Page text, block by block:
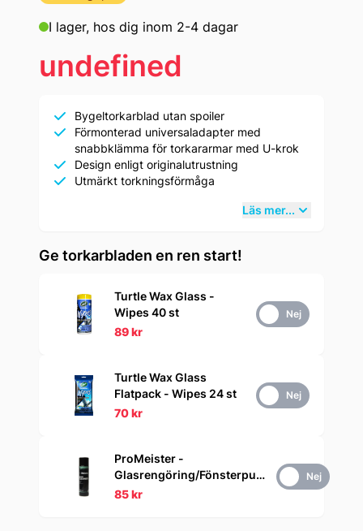
I lager, hos dig inom 2-4 dagar
undefined
Bygeltorkarblad utan spoiler
Förmonterad universaladapter med
snabbklämma för torkararmar med U-krok
Design enligt originalutrustning
Utmärkt torkningsförmåga
Läs mer...
Ge torkarbladen en ren start!
Turtle Wax Glass -
Wipes 40 st
89 kr
Nej
Turtle Wax Glass
Flatpack - Wipes 24 st
70 kr
Nej
ProMeister -
Glasrengöring/Fönsterputs
500 ml
85 kr
Nej